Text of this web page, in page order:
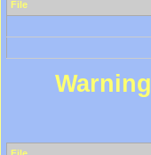
File
Warning